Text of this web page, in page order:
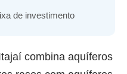
de investimento
combina aquíferos